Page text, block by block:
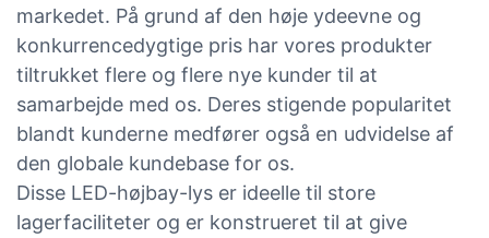
markedet. På grund af den høje ydeevne og
konkurrencedygtige pris har vores produkter
tiltrukket flere og flere nye kunder til at
samarbejde med os. Deres stigende popularitet
blandt kunderne medfører også en udvidelse af
den globale kundebase for os.
Disse LED-højbay-lys er ideelle til store
lagerfaciliteter og er konstrueret til at give